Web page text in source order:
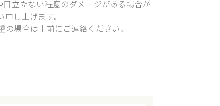
立たない程度のダメージがある場合が
し上げます。
場合は事前にご連絡ください。